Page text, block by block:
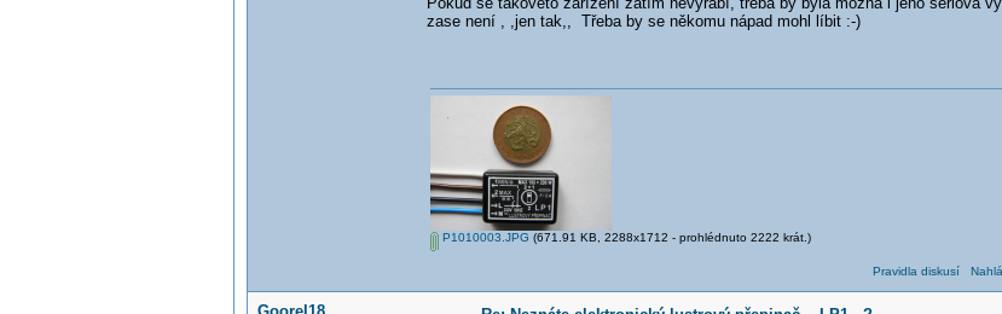
zase není , ,jen tak,, Třeba by se někomu nápad mohl líbit :-)
P1010003.JPG (671.91 KB, 2288x1712 - prohlédnuto 2222 krát.)
Pravidla diskusí